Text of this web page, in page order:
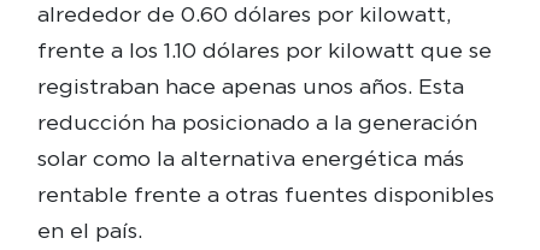
alrededor de 0.60 dólares por kilowatt,
frente a los 1.10 dólares por kilowatt que se
registraban hace apenas unos años. Esta
reducción ha posicionado a la generación
solar como la alternativa energética más
rentable frente a otras fuentes disponibles
en el país.